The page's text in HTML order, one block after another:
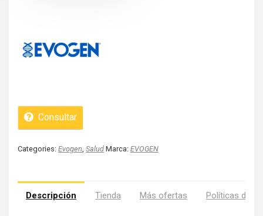
Consultar
Categories: Evogen, Salud Marca: EVOGEN
Descripción Tienda Más ofertas Políticas de la